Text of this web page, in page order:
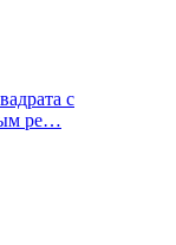
с
ре…